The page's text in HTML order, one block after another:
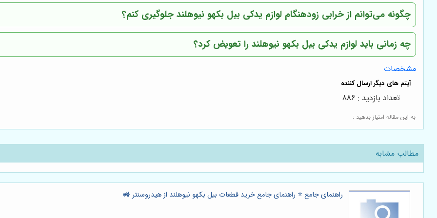
چگونه می‌توانم از خرابی زودهنگام لوازم یدکی بیل بکهو نیوهلند جلوگیری کنم؟
چه زمانی باید لوازم یدکی بیل بکهو نیوهلند را تعویض کرد؟
مشخصات
به این مقاله امتیاز بدهید :
تعداد بازدید : 886
مطالب مشابه
راهنمای جامع ⭐️ راهنمای جامع خرید قطعات بیل بکهو نیوهلند از هیدروسنتر 🚜